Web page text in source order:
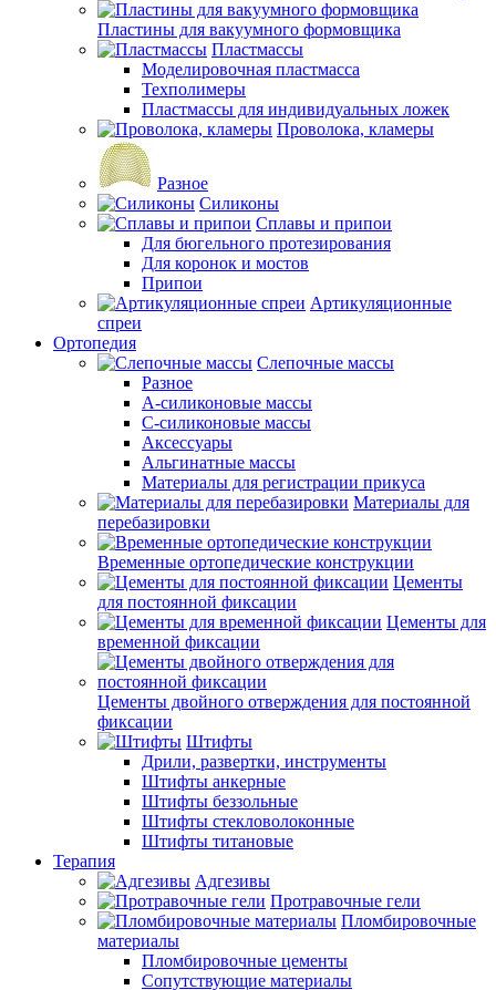
Пластины для вакуумного формовщика
Пластмассы
Моделировочная пластмасса
Техполимеры
Пластмассы для индивидуальных ложек
Проволока, кламеры
Разное
Силиконы
Сплавы и припои
Для бюгельного протезирования
Для коронок и мостов
Припои
Артикуляционные
спреи
Ортопедия
Слепочные массы
Разное
А-силиконовые массы
С-силиконовые массы
Аксессуары
Альгинатные массы
Материалы для регистрации прикуса
Материалы для
перебазировки
Временные ортопедические конструкции
Цементы
для постоянной фиксации
Цементы для
временной фиксации
Цементы двойного отверждения для постоянной
фиксации
Штифты
Дрили, развертки, инструменты
Штифты анкерные
Штифты беззольные
Штифты стекловолоконные
Штифты титановые
Терапия
Адгезивы
Протравочные гели
Пломбировочные
материалы
Пломбировочные цементы
Сопутствующие материалы